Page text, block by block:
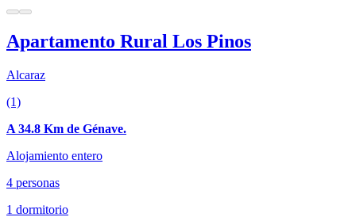
Apartamento Rural Los Pinos
Alcaraz
(1)
A 34.8 Km de Génave.
Alojamiento entero
4 personas
1 dormitorio